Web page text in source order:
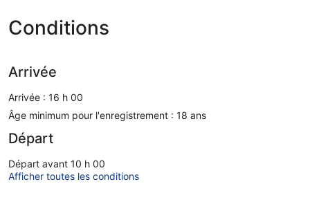
Conditions
Arrivée
Arrivée : 16 h 00
Âge minimum pour l'enregistrement : 18 ans
Départ
Départ avant 10 h 00
Afficher toutes les conditions